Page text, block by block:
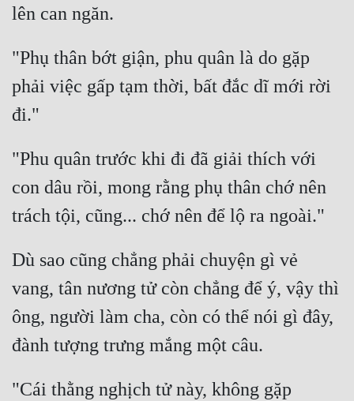
Mạt Thế
Mỹ Thực
Ngôn Tình
Ngược
Nữ Cường
Nữ Phụ
Phong Thủy - Tâm Linh
Quan Trường
Quân Sự
"Phụ thân bớt giận, phu quân là do gặp
phải việc gấp tạm thời, bất đắc dĩ mới rời
"Phu quân trước khi đi đã giải thích với
con dâu rồi, mong rằng phụ thân chớ nên
Dù sao cũng chẳng phải chuyện gì vẻ
vang, tân nương tử còn chẳng để ý, vậy thì
ông, người làm cha, còn có thể nói gì đây,
"Cái thằng nghịch tử này, không gặp